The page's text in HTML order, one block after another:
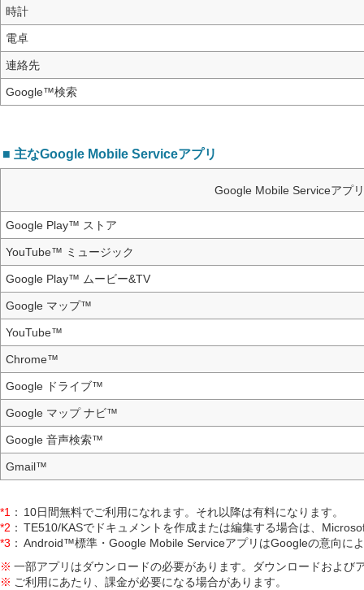
時計
電卓
連絡先
Google™検索
■ 主なGoogle Mobile Serviceアプリ
Google Mobile Serviceアプリ
Google Play™ ストア
YouTube™ ミュージック
Google Play™ ムービー&TV
Google マップ™
YouTube™
Chrome™
Google ドライブ™
Google マップ ナビ™
Google 音声検索™
Gmail™
*1 ： 10日間無料でご利用になれます。それ以降は有料になります。
*2 ： TE510/KASでドキュメントを作成または編集する場合は、
*3 ： Android™標準・Google Mobile ServiceアプリはGoogleの意向に
※ 一部アプリはダウンロードの必要があります。ダウンロードおよ
※ ご利用にあたり、課金が必要になる場合があります。